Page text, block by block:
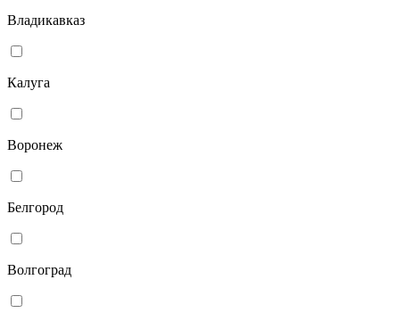
Владикавказ
Калуга
Воронеж
Белгород
Волгоград